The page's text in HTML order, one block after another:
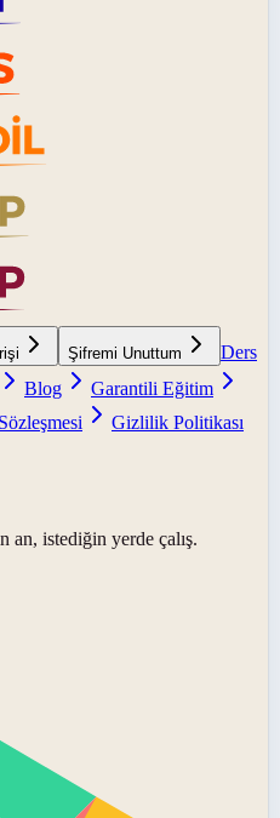
Şifremi Unuttum
Ders
Blog
Garantili Eğitim
Gizlilik Politikası
istediğin yerde çalış.